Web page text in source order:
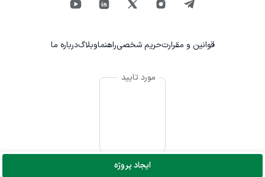
ایجاد پروژه
قوانین و مقرارتحریم شخصیراهنماوبلاگدرباره ما
مورد تایید
© تمام حقوق برای پونیشا محفوظ است